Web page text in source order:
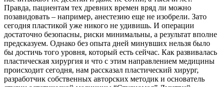
Правда, пациентам тех древних времен вряд ли можно
позавидовать – например, анестезию еще не изобрели. Зато
сегодня пластикой уже никого не удивишь. И операции
достаточно безопасны, риски минимальны, а результат вполне
предсказуем. Однако без опыта дней минувших нельзя было
бы достичь того уровня, который есть сейчас. Как развивалась
пластическая хирургия и что с этим направлением медицины
происходит сегодня, нам рассказал пластический хирург,
разработчик собственных авторских методик и основатель